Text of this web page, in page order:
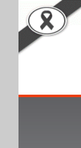
สหกิจศึกษา ยิน